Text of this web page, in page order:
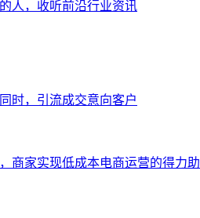
人，收听前沿行业资讯
时，引流成交意向客户
商家实现低成本电商运营的得力